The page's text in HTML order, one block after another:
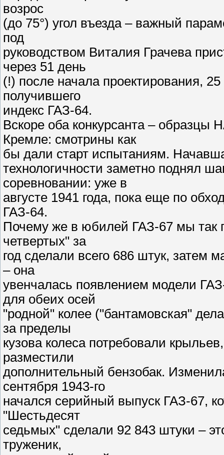
возрос
(до 75°) угол въезда – важный
под
руководством Виталия Грачева
через 51 день
(!) после начала проектирования,
получившего
индекс ГАЗ-64.
Вскоре оба конкурсанта –
Кремле: смотрины как
бы дали старт испытаниям.
технологичности заметно поднял
соревновании: уже в
августе 1941 года, пока еще по
ГАЗ-64.
Почему же в юбилей ГАЗ-67 мы так
четвертых" за
год сделали всего 686 штук, затем
– она
увенчалась появлением модели
для обеих осей
"родной" колее ("бантамовская"
за пределы
кузова колеса потребовали
разместили
дополнительный бензобак.
сентября 1943-го
начался серийный выпуск ГАЗ-67,
"Шестьдесят
седьмых" сделали 92 843 штуки –
труженик,